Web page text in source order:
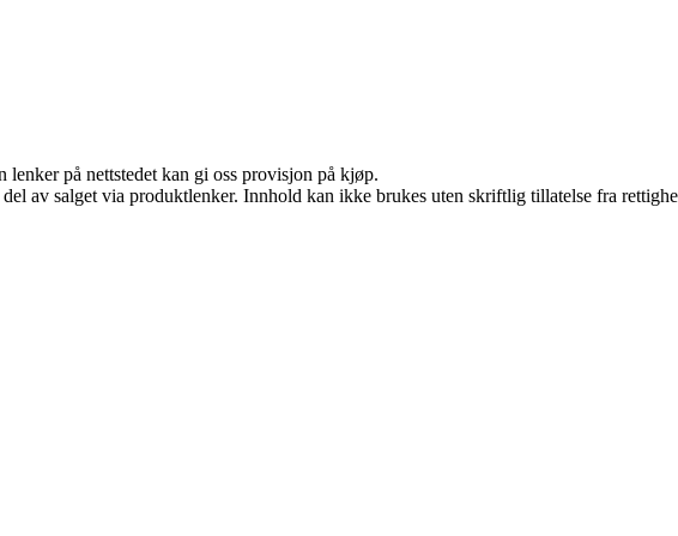
på nettstedet kan gi oss provisjon på kjøp.
av salget via produktlenker. Innhold kan ikke brukes uten skriftlig tillatelse fra